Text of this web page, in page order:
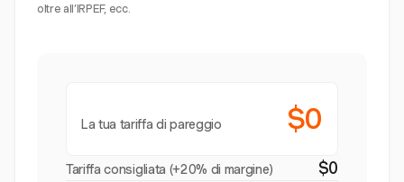
oltre all’IRPEF, ecc.
La tua tariffa di pareggio $0
Tariffa consigliata (+20% di margine) $0